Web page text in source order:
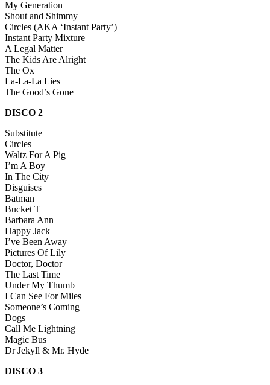
My Generation
Shout and Shimmy
Circles (AKA ‘Instant Party’)
Instant Party Mixture
A Legal Matter
The Kids Are Alright
The Ox
La-La-La Lies
The Good’s Gone
DISCO 2
Substitute
Circles
Waltz For A Pig
I’m A Boy
In The City
Disguises
Batman
Bucket T
Barbara Ann
Happy Jack
I’ve Been Away
Pictures Of Lily
Doctor, Doctor
The Last Time
Under My Thumb
I Can See For Miles
Someone’s Coming
Dogs
Call Me Lightning
Magic Bus
Dr Jekyll & Mr. Hyde
DISCO 3